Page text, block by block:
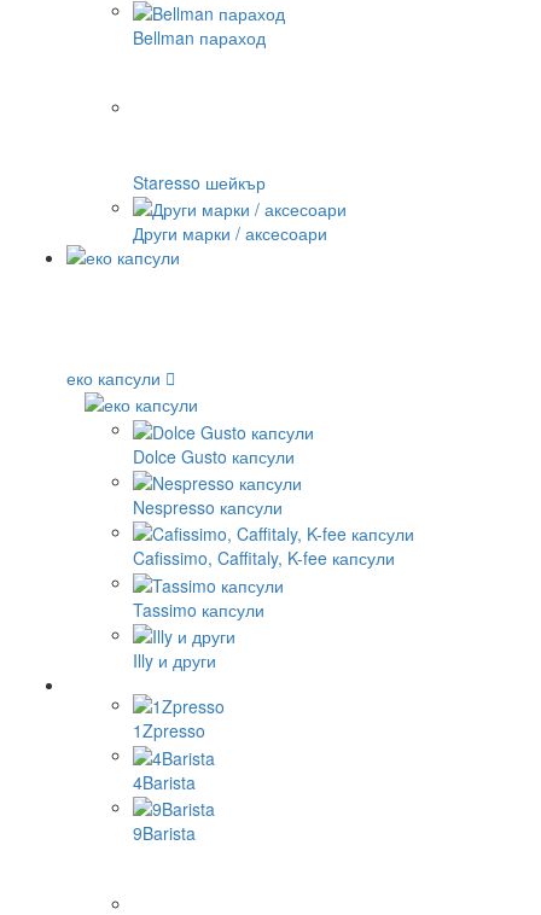
Bellman параход
Staresso шейкър
Други марки / аксесоари
еко капсули
Dolce Gusto капсули
Nespresso капсули
Cafissimo, Caffitaly, K-fee капсули
Tassimo капсули
Illy и други
1Zpresso
4Barista
9Barista